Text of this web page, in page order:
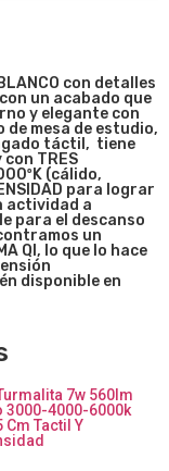
con detalles
un acabado que
y elegante con
mesa de estudio,
táctil, tiene
TRES
(cálido,
para lograr
actividad a
para el descanso
un
QI, lo que lo hace
disponible en